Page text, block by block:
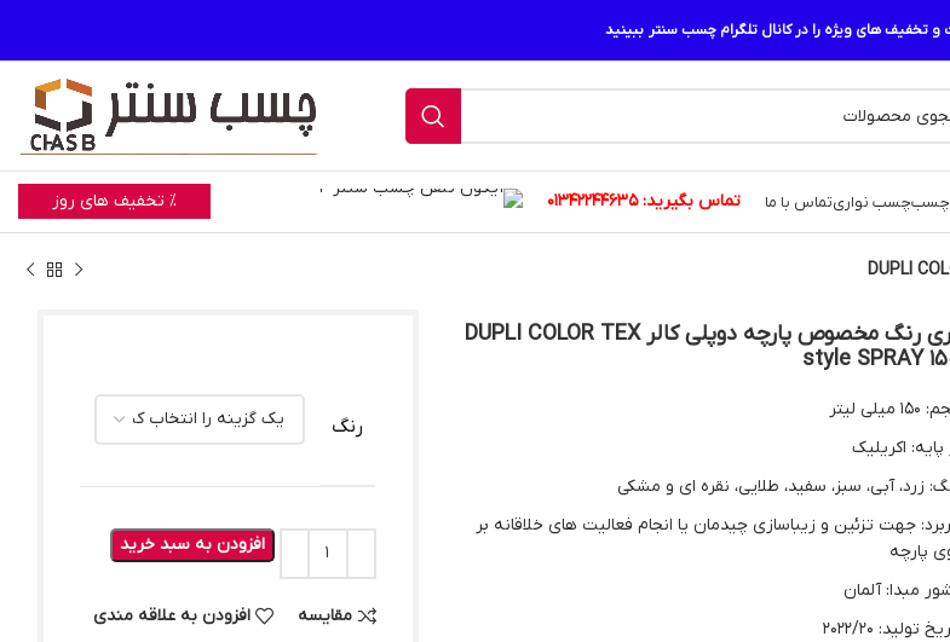
تخفیف های ویژه را در کانال تلگرام چسب سنتر ببینید
چسبچسب نواریتماس با ما تماس بگیرید: 01342244635 % تخفیف های روز
اسپری رنگ مخصوص پارچه دوپلی کالر DUPLI COLOR TEX
style SPRAY
میلی لیتر
پایه: اکریلیک
زرد، آبی، سبز، سفید، طلایی، نقره ای و مشکی
جهت تزئین و زیباسازی چیدمان یا انجام فعالیت های خلاقانه بر
پارچه
مبدا: آلمان
تولید: 2022/20
رنگ
افزودن به سبد خرید
مقایسه افزودن به علاقه مندی